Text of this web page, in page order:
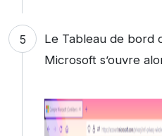
Le Tableau de bord
Microsoft s’ouvre